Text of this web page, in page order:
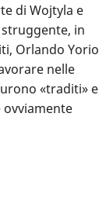
di Wojtyla e
in
Orlando Yorio
nelle
«traditi» e